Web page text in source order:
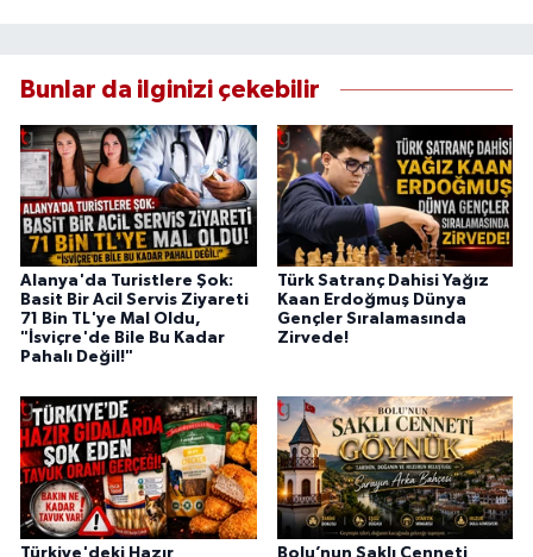
Bunlar da ilginizi çekebilir
Alanya'da Turistlere Şok:
Basit Bir Acil Servis Ziyareti
71 Bin TL'ye Mal Oldu,
"İsviçre'de Bile Bu Kadar
Pahalı Değil!"
Türk Satranç Dahisi Yağız
Kaan Erdoğmuş Dünya
Gençler Sıralamasında
Zirvede!
Türkiye'deki Hazır Bolu’nun Saklı Cenneti